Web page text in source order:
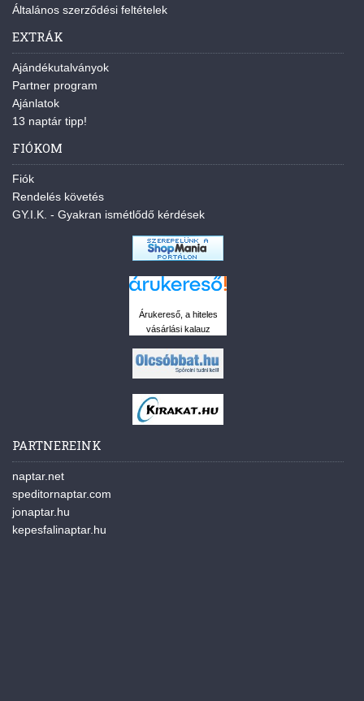
Általános szerződési feltételek
EXTRÁK
Ajándékutalványok
Partner program
Ajánlatok
13 naptár tipp!
FIÓKOM
Fiók
Rendelés követés
GY.I.K. - Gyakran ismétlődő kérdések
Árukereső, a hiteles
vásárlási kalauz
PARTNEREINK
naptar.net
speditornaptar.com
jonaptar.hu
kepesfalinaptar.hu